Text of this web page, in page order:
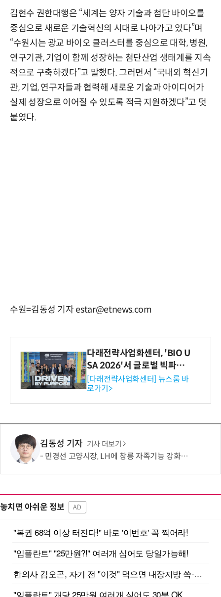
김현수 권한대행은 “세계는 양자 기술과 첨단 바이오를
중심으로 새로운 기술혁신의 시대로 나아가고 있다”며
“수원시는 광교 바이오 클러스터를 중심으로 대학, 병원,
연구기관, 기업이 함께 성장하는 첨단산업 생태계를 지속
적으로 구축하겠다”고 말했다. 그러면서 “국내외 혁신기
관, 기업, 연구자들과 협력해 새로운 기술과 아이디어가
실제 성장으로 이어질 수 있도록 적극 지원하겠다”고 덧
붙였다.
수원=김동성 기자 estar@etnews.com
다래전략사업화센터, 'BIO U
SA 2026'서 글로벌 빅파마
와의 비즈니스 미팅 지원…K
-바이오 해외 진출 교두보 확
보
[다래전략사업화센터] 뉴스룸 바
로가기>
김동성 기자 기사 더보기
민경선 고양시장, LH에 창릉 자족기능 강화·벌말마을 편입 요청
놓치면 아쉬운 정보 AD